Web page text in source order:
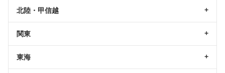
北陸・甲信越
関東
東海